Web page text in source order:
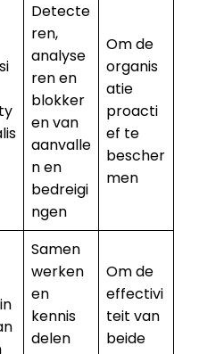
Detecte
ren,
analyse
ren en
blokker
en van
aanvalle
n en
bedreigi
ngen
Om de
organis
atie
proacti
ef te
bescher
men
Samen
werken
en
kennis
delen
Om de
effectivi
teit van
beide